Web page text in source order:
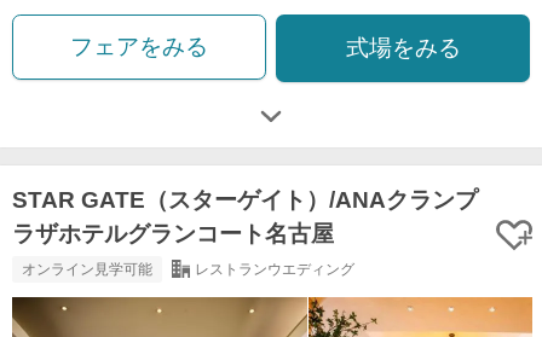
フェアをみる 式場をみる
STAR GATE（スターゲイト）/ANAクランプ
ラザホテルグランコート名古屋
オンライン見学可能 レストランウエディング